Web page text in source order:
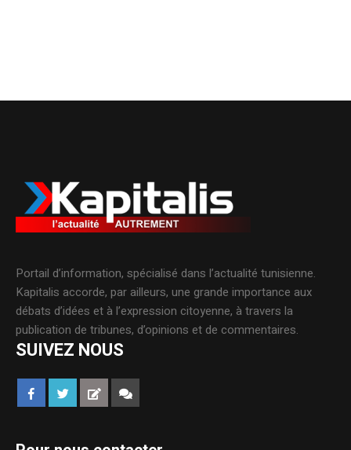
Portail d’information, spécialisé dans l’actualité tunisienne.
Kapitalis accorde, par ailleurs, une grande importance aux
débats d’idées et à l’expression citoyenne, à travers la
publication de tribunes, d’opinions et de commentaires.
SUIVEZ NOUS